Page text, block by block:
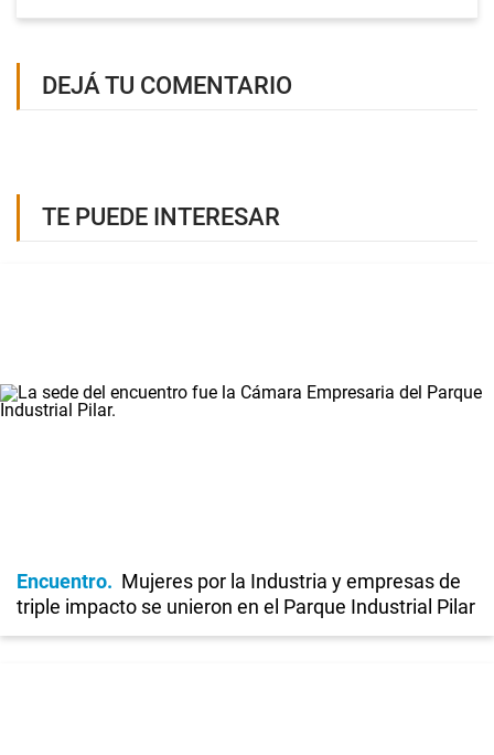
DEJÁ TU COMENTARIO
TE PUEDE INTERESAR
Encuentro
Mujeres por la Industria y empresas de
triple impacto se unieron en el Parque Industrial Pilar